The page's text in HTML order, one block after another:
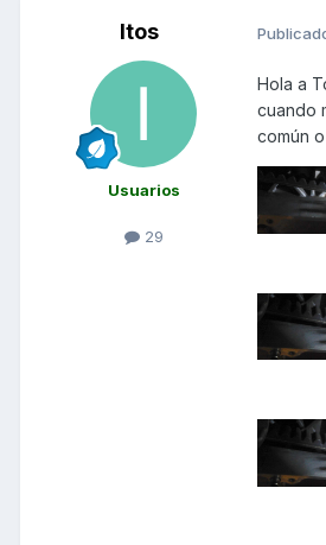
Itos
Usuarios
29
Hola a
cuando
común